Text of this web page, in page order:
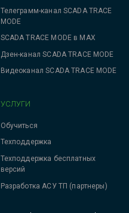
Телеграмм-канал SCADA TRACE
MODE
SCADA TRACE MODE в MAX
Дзен-канал SCADA TRACE MODE
Видеоканал SCADA TRACE MODE
УСЛУГИ
Обучиться
Техподдержка
Техподдержка бесплатных
версий
Разработка АСУ ТП (партнеры)